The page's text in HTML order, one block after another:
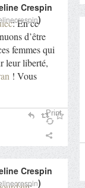
: En ce
d’être
femmes qui
leur liberté,
! Vous
Crespin
)
Print
Crespin
)